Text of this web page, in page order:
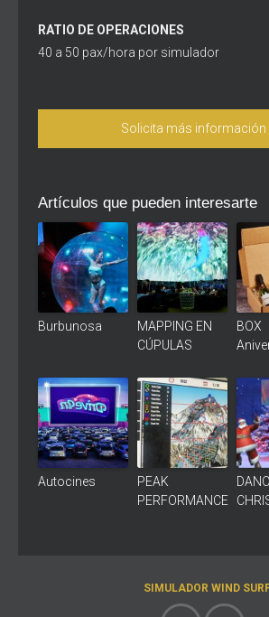
RATIO DE OPERACIONES
40 a 50 pax/hora por simulador
Solicita más información
Artículos que pueden interesarte
Burbunosa
MAPPING EN
CÚPULAS
BOX
Autocines
PEAK
PERFORMANCE
SIMULADOR WIND